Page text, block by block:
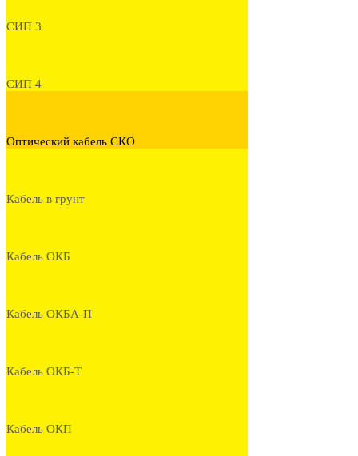
СИП 3
СИП 4
Оптический кабель СКО
Кабель в грунт
Кабель ОКБ
Кабель ОКБА-П
Кабель ОКБ-Т
Кабель ОКП